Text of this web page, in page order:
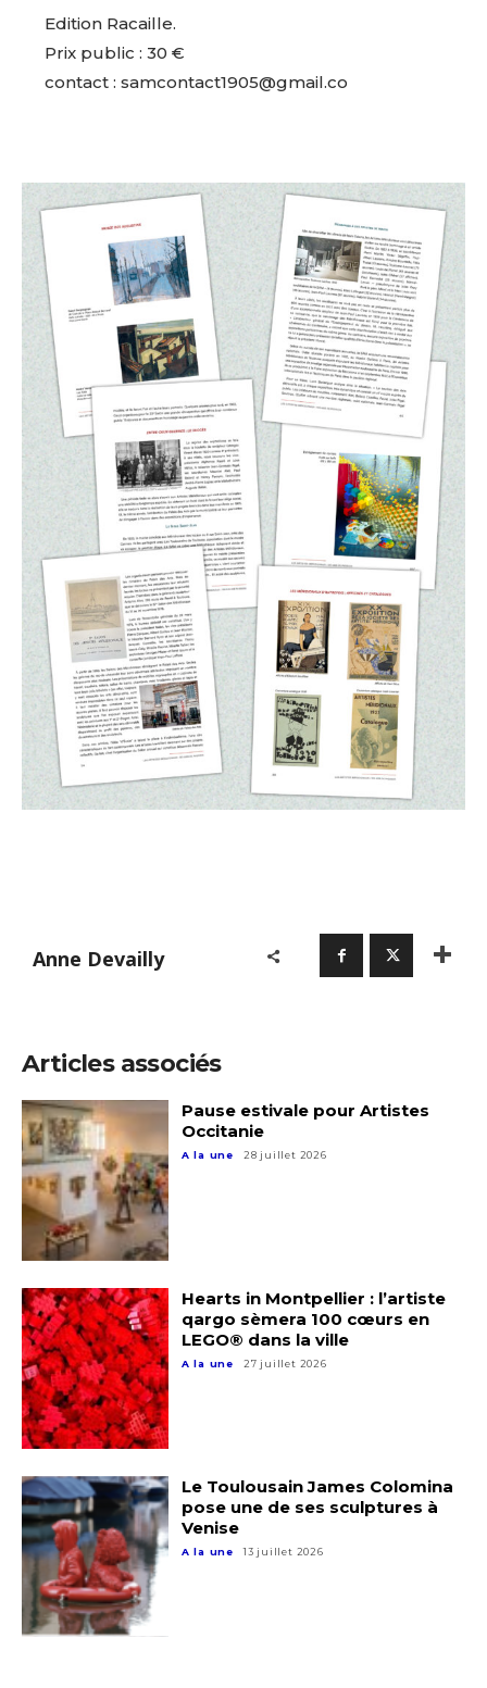
Statut / Organisation
J'accepte lestermes et conditions
* Champ obligatoire
Prénom
Statut / Organisation
J'accepte lestermes et conditions
* Champ obligatoire
Edition Racaille.
Prix public : 30 €
contact : samcontact1905@gmail.co
Anne Devailly
Articles associés
Pause estivale pour Artistes
Occitanie
A la une 28 juillet 2026
Hearts in Montpellier : l’artiste
qargo sèmera 100 cœurs en
LEGO® dans la ville
A la une 27 juillet 2026
Le Toulousain James Colomina
pose une de ses sculptures à
Venise
A la une 13 juillet 2026